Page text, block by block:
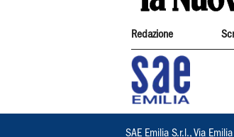
Redazione
SAE Emilia S.r.l., Via